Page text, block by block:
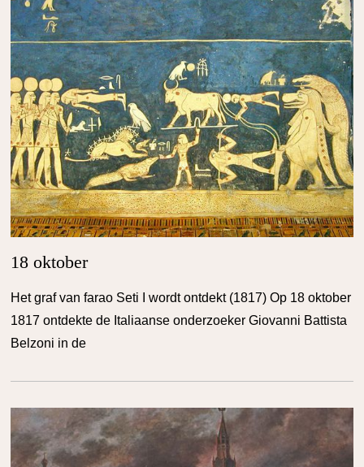
18 oktober
Het graf van farao Seti I wordt ontdekt (1817) Op 18 oktober
1817 ontdekte de Italiaanse onderzoeker Giovanni Battista
Belzoni in de